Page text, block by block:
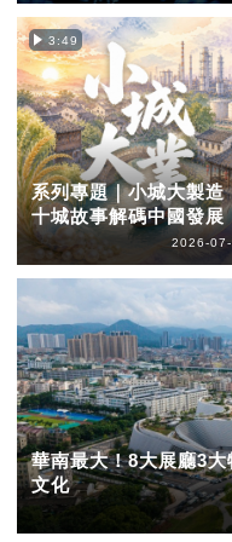
3:49
系列專題｜小城大製造
十城故事解碼中國發展
2026-
華南最大！8大展廳3
文化